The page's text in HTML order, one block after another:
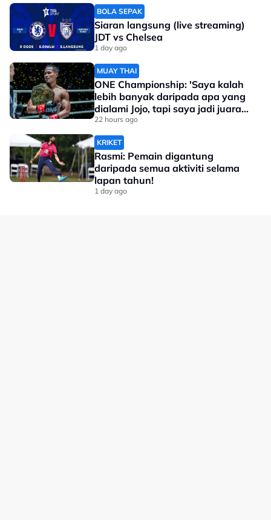
BOLA SEPAK
Siaran langsung (live streaming)
JDT vs Chelsea
1 day ago
MUAY THAI
ONE Championship: 'Saya kalah
lebih banyak daripada apa yang
dialami Jojo, tapi saya jadi juara
dunia'
22 hours ago
KRIKET
Rasmi: Pemain digantung
daripada semua aktiviti selama
lapan tahun!
1 day ago